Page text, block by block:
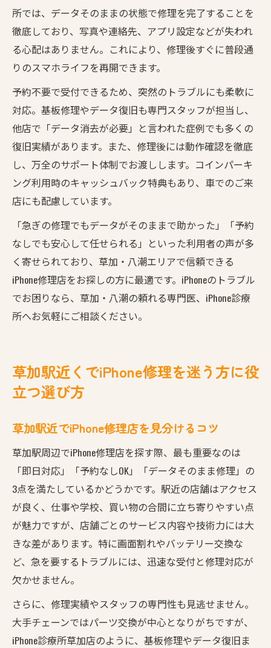
所では、データそのままの状態で修理を完了することを
徹底しており、写真や連絡先、アプリ設定などが失われ
る心配はありません。これにより、修理後すぐに普段通
りのスマホライフを再開できます。
予約不要で受付できるため、突然のトラブルにも柔軟に
対応。基板修理やデータ復旧も専門スタッフが担当し、
他店で「データ消去が必要」と言われた症例でも多くの
復旧実績があります。また、修理後には動作確認を徹底
し、万全のサポート体制でお渡しします。コインパーキ
ング利用時のキャッシュバック特典もあり、車でのご来
店にも配慮しています。
「急ぎの修理でもデータがそのままで助かった」「予約
なしでも安心して任せられる」といった利用者の声が多
く寄せられており、草加・八潮エリアで信頼できる
iPhone修理店をお探しの方に最適です。iPhoneのトラブル
でお困りなら、草加・八潮の頼れる専門医、iPhone診療
所へお気軽にご相談ください。
草加駅近くでiPhone修理を迷う方に役
立つ選び方
草加駅近でiPhone修理店を見分けるコツ
草加駅周辺でiPhone修理店を探す際、最も重要なのは
「即日対応」「予約なしOK」「データそのまま修理」の
3点を満たしているかどうかです。駅近の店舗はアクセス
が良く、仕事や学校、買い物の合間に立ち寄りやすい点
が魅力ですが、店舗ごとのサービス内容や技術力には大
きな差があります。特に画面割れやバッテリー交換な
ど、急を要するトラブルには、迅速な受付と修理対応が
欠かせません。
さらに、修理実績やスタッフの専門性も見逃せません。
大手チェーンではパーツ交換が中心となりがちですが、
iPhone診療所草加店のように、基板修理やデータ復旧ま